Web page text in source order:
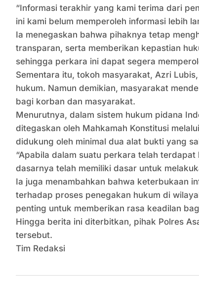
“Informasi terakhir yang kami terima dari
ini kami belum memperoleh informasi lebih
Ia menegaskan bahwa pihaknya tetap
transparan, serta memberikan kepastian
sehingga perkara ini dapat segera
Sementara itu, tokoh masyarakat, Azri
hukum. Namun demikian, masyarakat
bagi korban dan masyarakat.
Menurutnya, dalam sistem hukum pidana
ditegaskan oleh Mahkamah Konstitusi
didukung oleh minimal dua alat bukti yang
“Apabila dalam suatu perkara telah
dasarnya telah memiliki dasar untuk
Ia juga menambahkan bahwa keterbukaan
terhadap proses penegakan hukum di
penting untuk memberikan rasa keadilan
Hingga berita ini diterbitkan, pihak Polres
tersebut.
Tim Redaksi